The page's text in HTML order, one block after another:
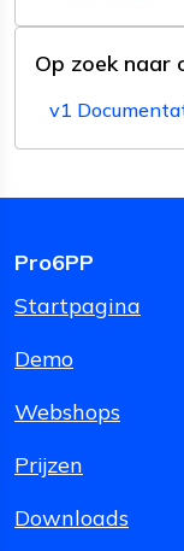
Op zoek naar
v1
Pro6PP
Startpagina
Demo
Webshops
Prijzen
Downloads